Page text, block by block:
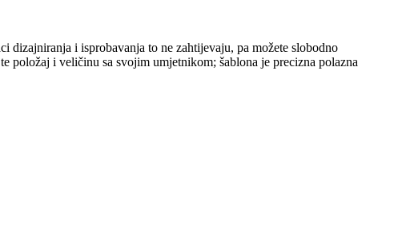
i isprobavanja to ne zahtijevaju, pa možete slobodno
i veličinu sa svojim umjetnikom; šablona je precizna polazna